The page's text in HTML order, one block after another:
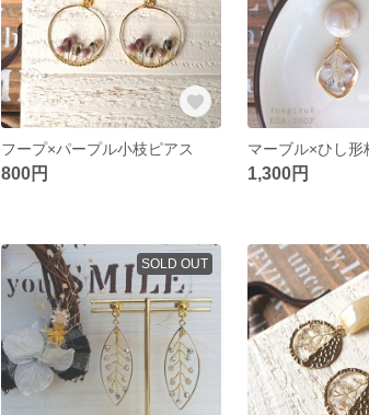
フープ×パープル小枝ピアス
800円 1,300円
SOLD OUT